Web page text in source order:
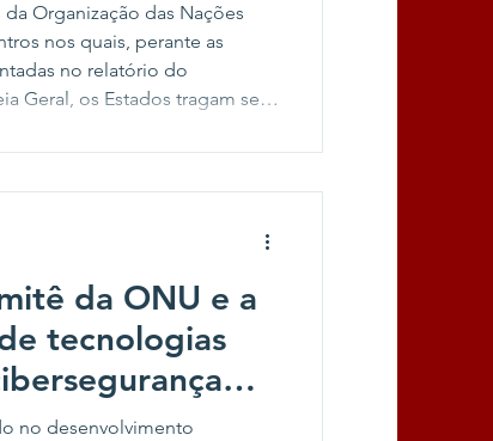
Organização das Nações
nos quais, perante as
no relatório do
Geral, os Estados tragam seus
Artificial (IA) e a
da ONU e a
tecnologias
no desenvolvimento